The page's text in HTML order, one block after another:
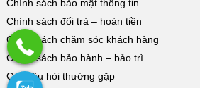
Chính sách bảo mật thông tin
Chính sách đổi trả – hoàn tiền
Chính sách chăm sóc khách hàng
Chính sách bảo hành – bảo trì
Các câu hỏi thường gặp